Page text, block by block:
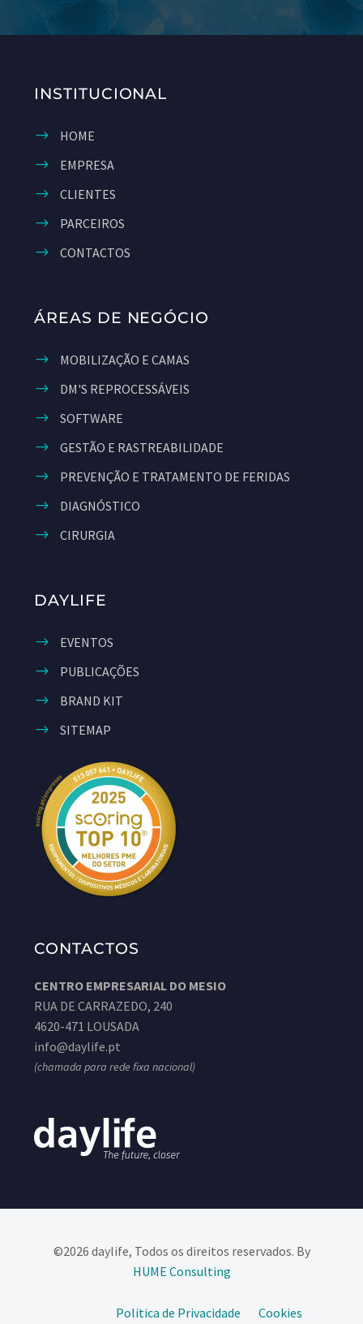
INSTITUCIONAL
HOME
EMPRESA
CLIENTES
PARCEIROS
CONTACTOS
ÁREAS DE NEGÓCIO
MOBILIZAÇÃO E CAMAS
DM'S REPROCESSÁVEIS
SOFTWARE
GESTÃO E RASTREABILIDADE
PREVENÇÃO E TRATAMENTO DE FERIDAS
DIAGNÓSTICO
CIRURGIA
DAYLIFE
EVENTOS
PUBLICAÇÕES
BRAND KIT
SITEMAP
CONTACTOS
CENTRO EMPRESARIAL DO MESIO
RUA DE CARRAZEDO, 240
4620-471 LOUSADA
info@daylife.pt
(chamada para rede fixa nacional)
©2026 daylife, Todos os direitos reservados. By
HUME Consulting​
Politica de Privacidade Cookies